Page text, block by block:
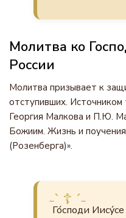
Молитва ко
России
Молитва призывает к
отступивших. Источником
Георгия Малкова и П.Ю.
Божиим. Жизнь и
(Розенберга)».
Го́споди